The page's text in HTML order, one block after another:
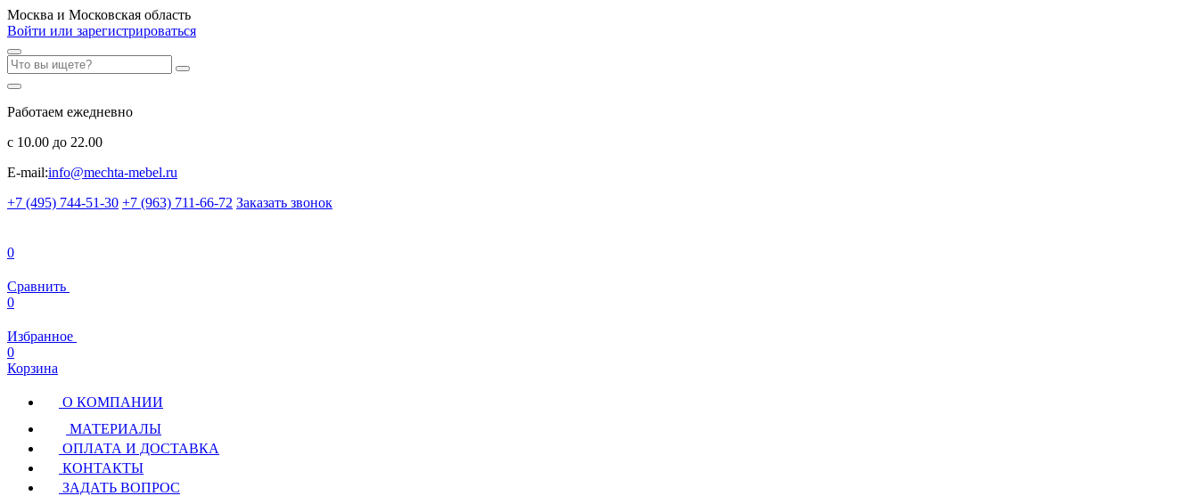
Москва и Московская область
Войти или зарегистрироваться
Работаем ежедневно
с 10.00 до 22.00
E-mail:info@mechta-mebel.ru
+7 (495) 744-51-30 +7 (963) 711-66-72 Заказать звонок
0
Сравнить
0
Избранное
0
Корзина
О КОМПАНИИ
МАТЕРИАЛЫ
ОПЛАТА И ДОСТАВКА
КОНТАКТЫ
ЗАДАТЬ ВОПРОС